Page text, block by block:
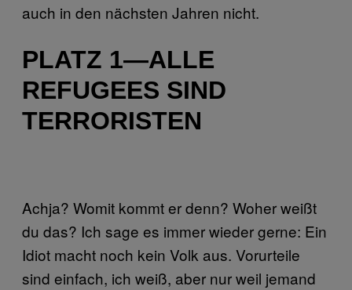
auch in den nächsten Jahren nicht.
PLATZ 1—ALLE
REFUGEES SIND
TERRORISTEN
Achja? Womit kommt er denn? Woher weißt
du das? Ich sage es immer wieder gerne: Ein
Idiot macht noch kein Volk aus. Vorurteile
sind einfach, ich weiß, aber nur weil jemand